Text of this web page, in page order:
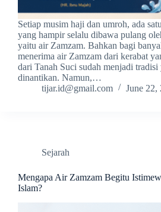
Setiap musim haji dan umroh, ada
yang hampir selalu dibawa pulang
yaitu air Zamzam. Bahkan bagi
menerima air Zamzam dari kerabat
dari Tanah Suci sudah menjadi tradisi
dinantikan. Namun,…
tijar.id@gmail.com
June 22,
Sejarah
Mengapa Air Zamzam Begitu
Islam?